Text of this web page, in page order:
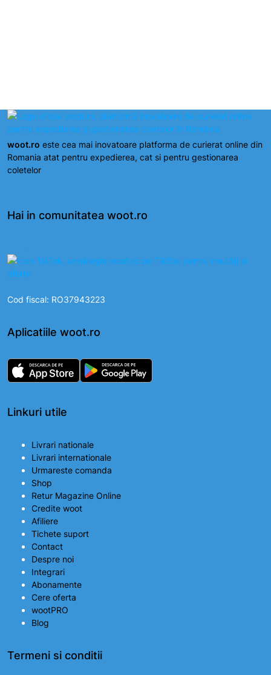
woot.ro este cea mai inovatoare platforma de curierat online din
Romania atat pentru expedierea, cat si pentru gestionarea
coletelor
Hai in comunitatea woot.ro
Cod fiscal: RO37943223
Aplicatiile woot.ro
Linkuri utile
Livrari nationale
Livrari internationale
Urmareste comanda
Shop
Retur Magazine Online
Credite woot
Afiliere
Tichete suport
Contact
Despre noi
Integrari
Abonamente
Cere oferta
wootPRO
Blog
Termeni si conditii